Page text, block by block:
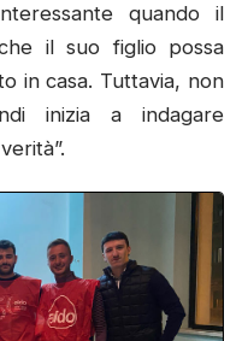
quando il
il suo figlio possa
in casa. Tuttavia, non
inizia a indagare